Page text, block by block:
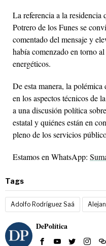
La referencia a la residencia
Potrero de los Funes se
comentado del mensaje y
había comenzado en torno
energéticos.
De esta manera, la polémica
en los aspectos técnicos de
a una discusión política
estatal y quiénes están en
pleno de los servicios
Estamos en WhatsApp:
Tags
Adolfo Rodríguez Saá
DePolítica